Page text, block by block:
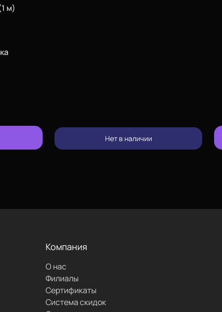
м)
Нет в наличии
Компания
О нас
Филиалы
Сертификаты
Система скидок